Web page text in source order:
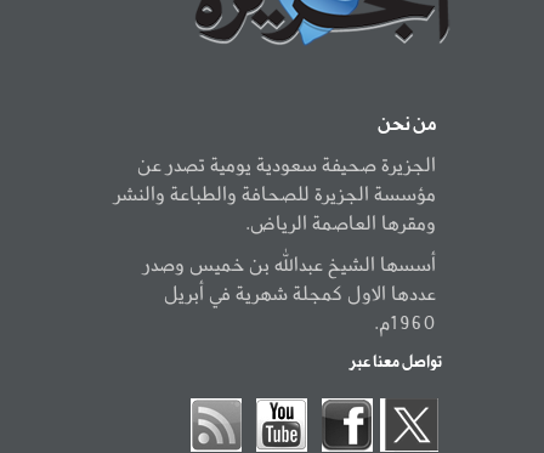
من نحن
الجزيرة صحيفة سعودية يومية تصدر عن
مؤسسة الجزيرة للصحافة والطباعة والنشر
ومقرها العاصمة الرياض.
أسسها الشيخ عبدالله بن خميس وصدر
عددها الاول كمجلة شهرية في أبريل
1960م.
تواصل معنا عبر